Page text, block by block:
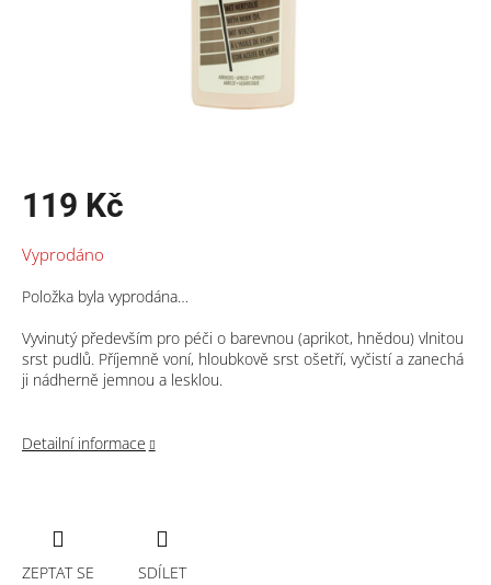
119 Kč
cena:
Vyprodáno
Položka byla vyprodána…
Vyvinutý především pro péči o barevnou (aprikot, hnědou) vlnitou
srst pudlů. Příjemně voní, hloubkově srst ošetří, vyčistí a zanechá
ji nádherně jemnou a lesklou.
Detailní informace
ZEPTAT SE SDÍLET